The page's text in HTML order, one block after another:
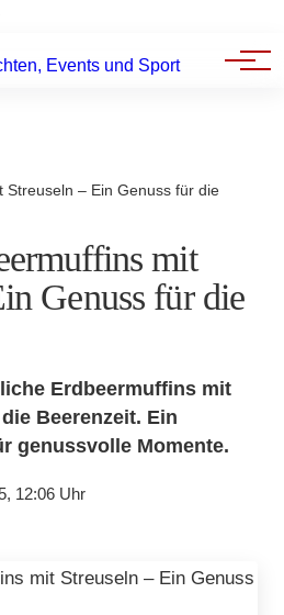
Streuseln – Ein Genuss für die
mit
Genuss für die
Erdbeermuffins mit
Beerenzeit. Ein
genussvolle Momente.
12:06 Uhr